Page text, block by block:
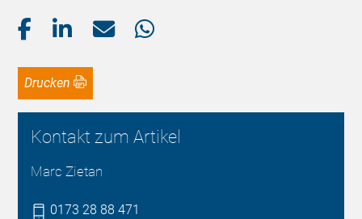
Drucken
Kontakt zum Artikel
Marc Zietan
0173 28 88 471